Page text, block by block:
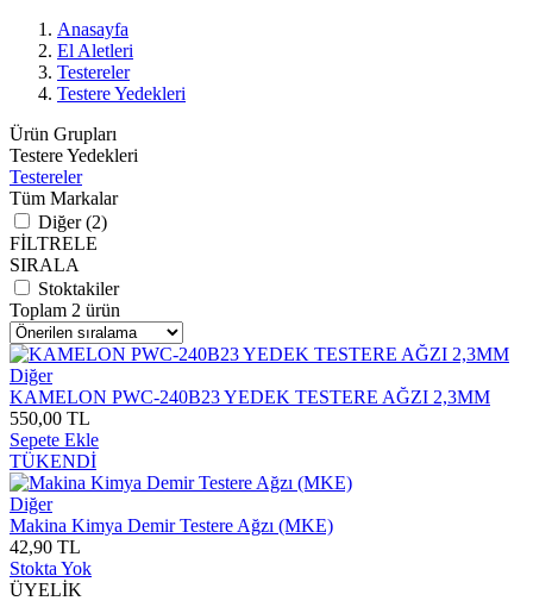
Anasayfa
El Aletleri
Testereler
Testere Yedekleri
Ürün Grupları
Testere Yedekleri
Testereler
Tüm Markalar
Diğer (2)
FİLTRELE
SIRALA
Stoktakiler
Toplam 2 ürün
Diğer
KAMELON PWC-240B23 YEDEK TESTERE AĞZI 2,3MM
550,00 TL
Sepete Ekle
TÜKENDİ
Diğer
Makina Kimya Demir Testere Ağzı (MKE)
42,90 TL
Stokta Yok
ÜYELİK